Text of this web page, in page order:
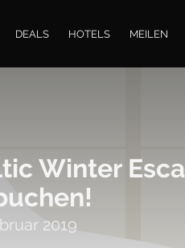
DEALS HOTELS MEILEN
Winter
2019